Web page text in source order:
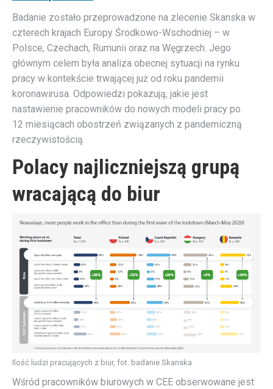
Badanie zostało przeprowadzone na zlecenie Skanska w
czterech krajach Europy Środkowo-Wschodniej – w
Polsce, Czechach, Rumunii oraz na Węgrzech. Jego
głównym celem była analiza obecnej sytuacji na rynku
pracy w kontekście trwającej już od roku pandemii
koronawirusa. Odpowiedzi pokazują, jakie jest
nastawienie pracowników do nowych modeli pracy po
12 miesiącach obostrzeń związanych z pandemiczną
rzeczywistością.
Polacy najliczniejszą grupą
wracającą do biur
Ilość ludzi pracujących z biur, fot. badanie Skanska
Wśród pracowników biurowych w CEE obserwowane jest